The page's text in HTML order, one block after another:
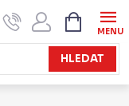
HLEDAT
KOŠÍK